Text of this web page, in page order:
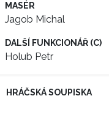
MASÉR
Jagob Michal
DALŠÍ FUNKCIONÁŘ (C)
Holub Petr
HRÁČSKÁ SOUPISKA